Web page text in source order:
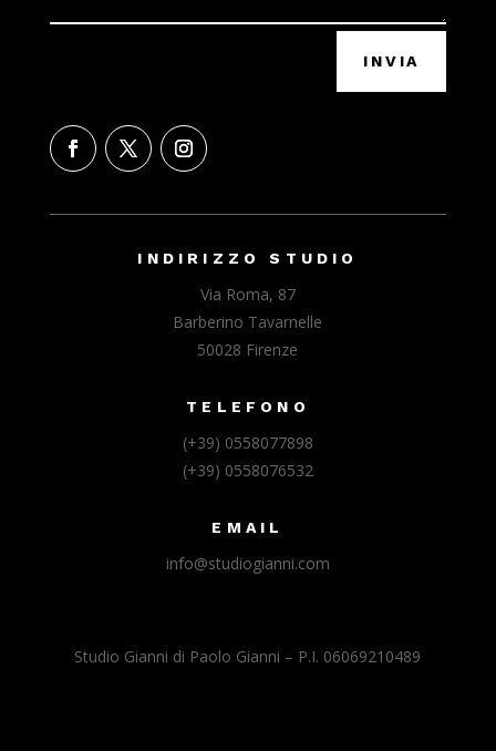
INVIA
INDIRIZZO STUDIO
Via Roma, 87
Barberino Tavarnelle
50028 Firenze
TELEFONO
(+39) 0558077898
(+39) 0558076532
EMAIL
info@studiogianni.com
Studio Gianni di Paolo Gianni – P.I. 06069210489